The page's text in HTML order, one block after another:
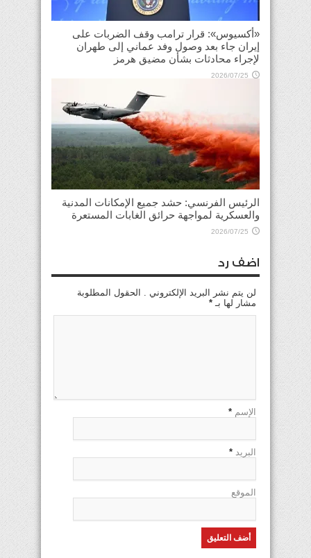
«أكسيوس»: قرار ترامب وقف الضربات على
إيران جاء بعد وصول وفد عماني إلى طهران
لإجراء محادثات بشأن مضيق هرمز
2026/07/25
الرئيس الفرنسي: حشد جميع الإمكانات المدنية
والعسكرية لمواجهة حرائق الغابات المستعرة
2026/07/25
اضف رد
لن يتم نشر البريد الإلكتروني . الحقول المطلوبة
مشار لها بـ *
الإسم *
البريد *
الموقع